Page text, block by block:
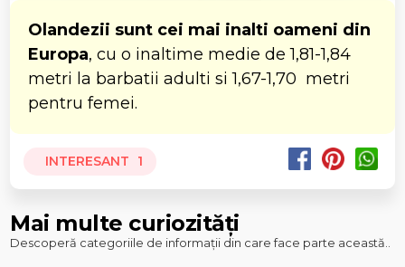
Olandezii sunt cei mai inalti oameni din
Europa, cu o inaltime medie de 1,81-1,84
metri la barbatii adulti si 1,67-1,70 metri
pentru femei.
INTERESANT 1
Mai multe curiozități
Descoperă categoriile de informații din care face parte această..